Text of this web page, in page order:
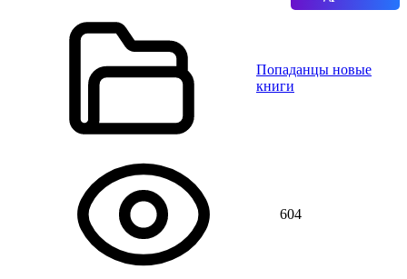
Попаданцы новые
книги
604